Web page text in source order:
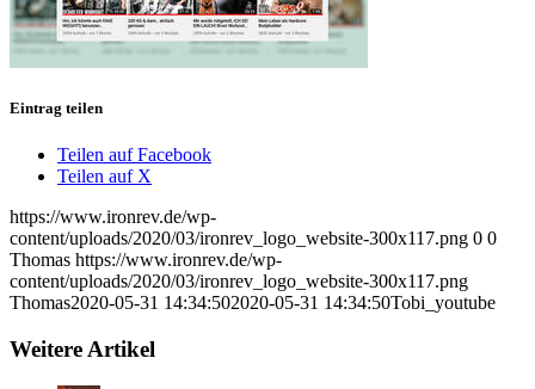
Eintrag teilen
Teilen auf Facebook
Teilen auf X
https://www.ironrev.de/wp-
content/uploads/2020/03/ironrev_logo_website-300x117.png 0 0
Thomas https://www.ironrev.de/wp-
content/uploads/2020/03/ironrev_logo_website-300x117.png
Thomas2020-05-31 14:34:502020-05-31 14:34:50Tobi_youtube
Weitere Artikel